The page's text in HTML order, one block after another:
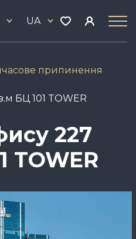
17
UA
припинення
БЦ 101 TOWER
227
TOWER